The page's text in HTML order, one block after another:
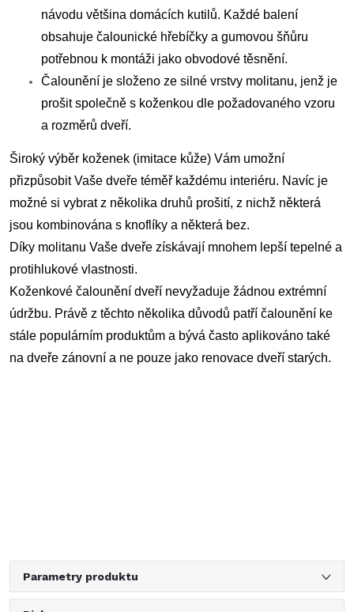
návodu většina domácích kutilů. Každé balení
obsahuje čalounické hřebíčky a gumovou šňůru
potřebnou k montáži jako obvodové těsnění.
Čalounění je složeno ze silné vrstvy molitanu, jenž je
prošit společně s koženkou dle požadovaného vzoru
a rozměrů dveří.
Široký výběr koženek (imitace kůže) Vám umožní
přizpůsobit Vaše dveře téměř každému interiéru. Navíc je
možné si vybrat z několika druhů prošití, z nichž některá
jsou kombinována s knoflíky a některá bez.
Díky molitanu Vaše dveře získávají mnohem lepší tepelné a
protihlukové vlastnosti.
Koženkové čalounění dveří nevyžaduje žádnou extrémní
údržbu. Právě z těchto několika důvodů patří čalounění ke
stále populárním produktům a bývá často aplikováno také
na dveře zánovní a ne pouze jako renovace dveří starých.
Parametry produktu